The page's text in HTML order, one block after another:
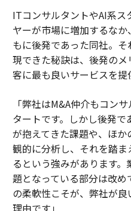
ITコンサルタントやAI系ス
ヤーが市場に増加するな
もに後発であった同社。
現できた秘訣は、後発の
客に最も良いサービスを提
「弊社はM&A仲介もコン
タートです。しかし後発
が抱えてきた課題や、ほ
観的に分析し、それを踏
るという強みがあります
題となっている部分は改
の柔軟性こそが、弊社が